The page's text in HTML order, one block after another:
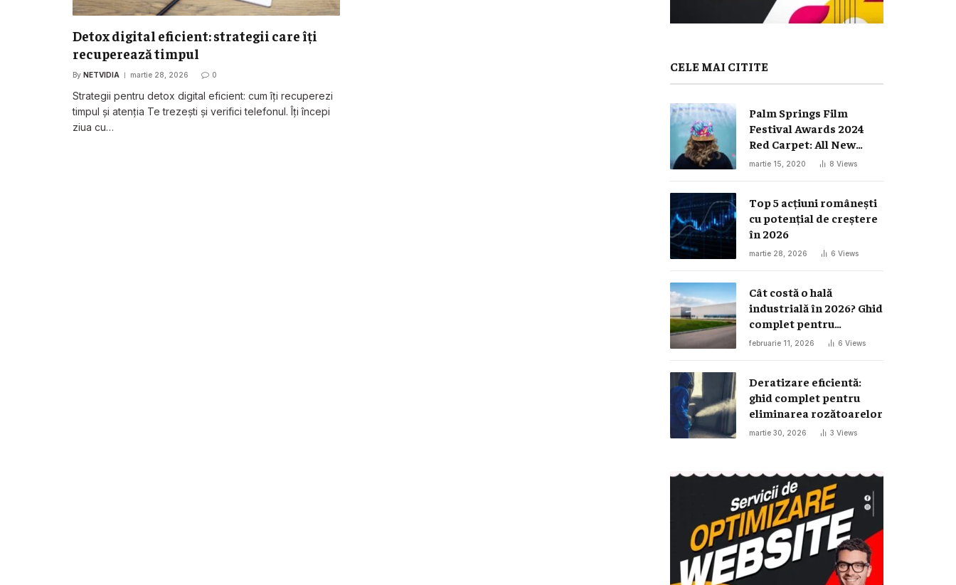
Detox digital eficient: strategii care îți
recuperează timpul
By NETVIDIA martie 28, 2026 0
Strategii pentru detox digital eficient: cum îți recuperezi
timpul și atenția Te trezești și verifici telefonul. Îți începi
ziua cu…
CELE MAI CITITE
Palm Springs Film
Festival Awards 2024
Red Carpet: All New
Looks
martie 15, 2020 8 Views
Top 5 acțiuni românești
cu potențial de creștere
în 2026
martie 28, 2026 6 Views
Cât costă o hală
industrială în 2026? Ghid
complet pentru
investiția într-o hală
februarie 11, 2026 6 Views
Deratizare eficientă:
ghid complet pentru
eliminarea rozătoarelor
martie 30, 2026 3 Views